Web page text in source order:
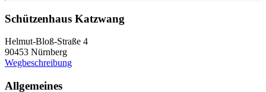
Schützenhaus Katzwang
Helmut-Bloß-Straße 4
90453 Nürnberg
Wegbeschreibung
Allgemeines